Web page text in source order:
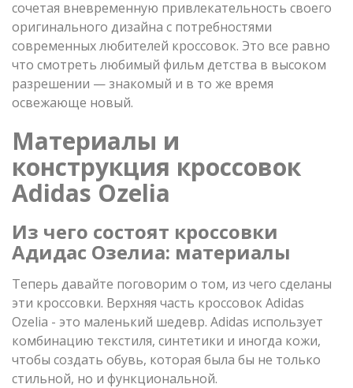
сочетая вневременную привлекательность своего
оригинального дизайна с потребностями
современных любителей кроссовок. Это все равно
что смотреть любимый фильм детства в высоком
разрешении — знакомый и в то же время
освежающе новый.
Материалы и
конструкция кроссовок
Adidas Ozelia
Из чего состоят кроссовки
Адидас Озелиа: материалы
Теперь давайте поговорим о том, из чего сделаны
эти кроссовки. Верхняя часть кроссовок Adidas
Ozelia - это маленький шедевр. Adidas использует
комбинацию текстиля, синтетики и иногда кожи,
чтобы создать обувь, которая была бы не только
стильной, но и функциональной.